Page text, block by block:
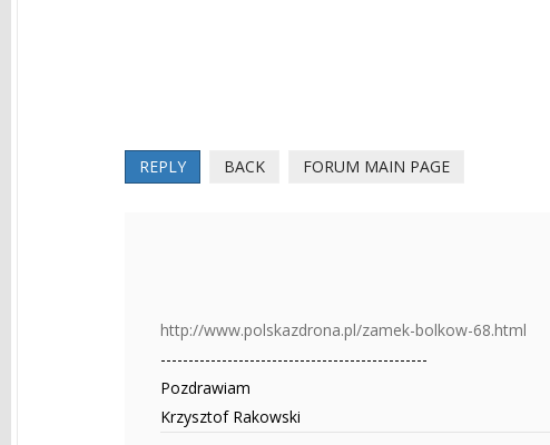
REPLY BACK FORUM MAIN PAGE
http://www.polskazdrona.pl/zamek-bolkow-68.html
------------------------------------------------
Pozdrawiam
Krzysztof Rakowski